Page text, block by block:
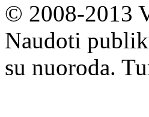
© 2008-2013
Naudoti
su nuoroda.